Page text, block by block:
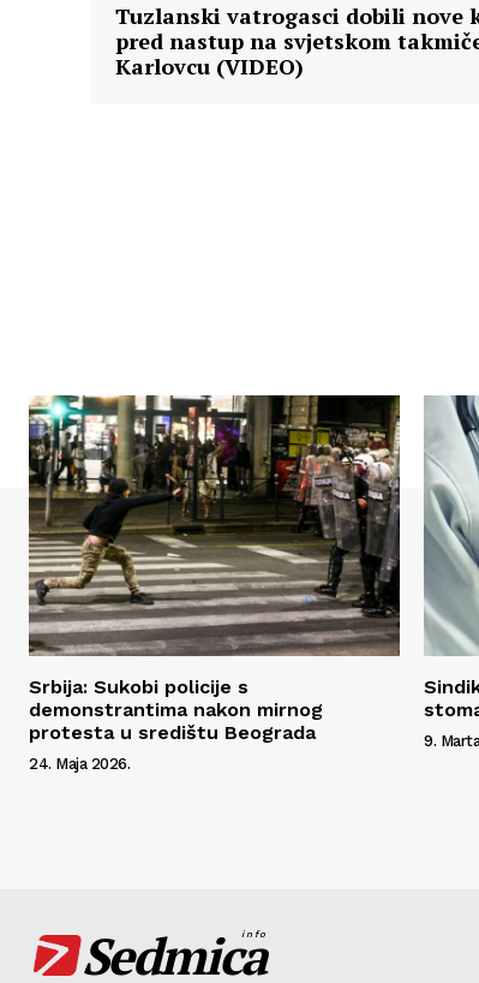
Tuzlanski vatrogasci dobili nove
pred nastup na svjetskom
Karlovcu (VIDEO)
Srbija: Sukobi policije s
demonstrantima nakon mirnog
protesta u središtu Beograda
24. Maja 2026.
9.
Sedmica
info